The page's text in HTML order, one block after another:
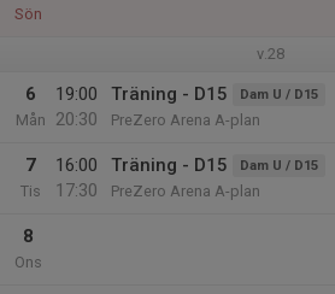
Sön
v.28
6
Mån
19:00
20:30
Träning - D15 Dam U / D15
PreZero Arena A-plan
7
Tis
16:00
17:30
Träning - D15 Dam U / D15
PreZero Arena A-plan
8
Ons